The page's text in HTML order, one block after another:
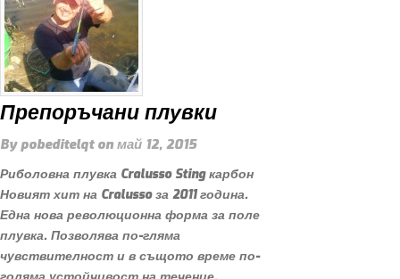
Препоръчани плувки
Bypobeditelqton май 12, 2015
Риболовна плувка Cralusso Sting карбон
Новият хит на Cralusso за 2011 година.
Една нова революционна форма за поле
плувка. Позволява по-гляма
чувствителност и в същото време по-